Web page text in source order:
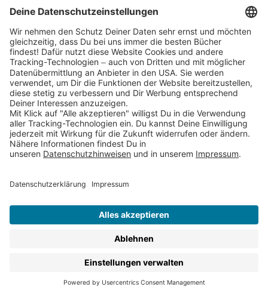
Für Kinder ab 6 erscheinen in den Thienemann
Verlagen:
Bilderbücher
Vorlesebücher
Kinderromane zum Selberlesen
Kinderbuch-Klassiker
Sachbücher für Kinder
Kinderbuch-Reihen
Lernbücher & Rätselbücher
Christliche Kinderbücher
Du möchtest regelmäßig Infos zu unseren
besten gleich unseren Kinderbuch-Newsletter